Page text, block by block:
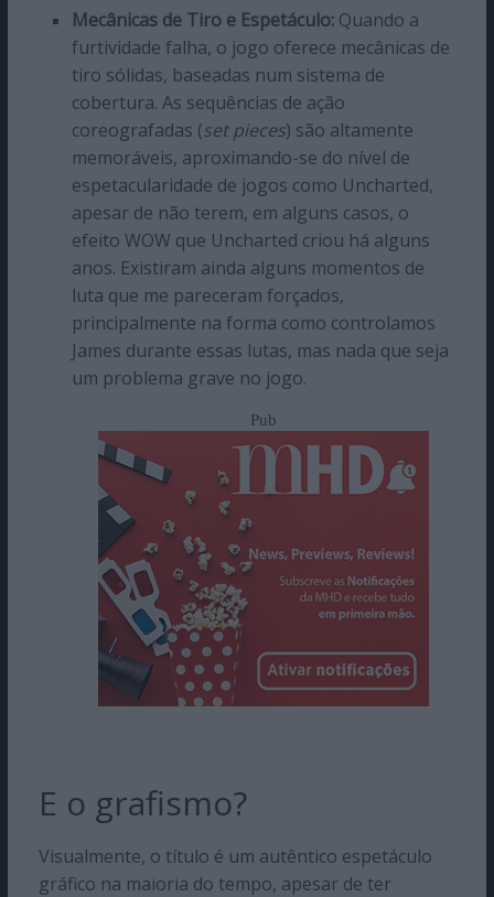
Mecânicas de Tiro e Espetáculo:Quando a
furtividade falha, o jogo oferece mecânicas de
tiro sólidas, baseadas num sistema de
cobertura. As sequências de ação
coreografadas (set pieces) são altamente
memoráveis, aproximando-se do nível de
espetacularidade de jogos como Uncharted,
apesar de não terem, em alguns casos, o
efeito WOW que Uncharted criou há alguns
anos. Existiram ainda alguns momentos de
luta que me pareceram forçados,
principalmente na forma como controlamos
James durante essas lutas, mas nada que seja
um problema grave no jogo.
Pub
E o grafismo?
Visualmente, o título é um autêntico espetáculo
gráfico na maioria do tempo, apesar de ter